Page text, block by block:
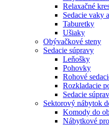
Relaxačné
Sedacie vaky
Taburetky
Ušiaky
Obývačkové steny
Sedacie súpravy
Leňošky
Pohovky
Rohové
Rozkladacie
Sedacie
Sektorový nábytok
Komody do
Nábytkové